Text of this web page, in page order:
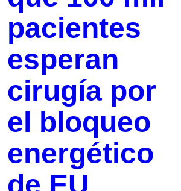
pacientes
esperan
cirugía por
el bloqueo
energético